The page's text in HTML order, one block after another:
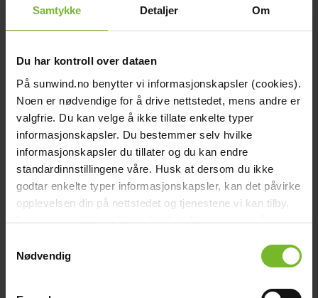
Samtykke Detaljer Om
Du har kontroll over dataen
På sunwind.no benytter vi informasjonskapsler (cookies).
Noen er nødvendige for å drive nettstedet, mens andre er
valgfrie. Du kan velge å ikke tillate enkelte typer
informasjonskapsler. Du bestemmer selv hvilke
informasjonskapsler du tillater og du kan endre
standardinnstillingene våre. Husk at dersom du ikke
godtar enkelte typer informasjonskapsler, kan det påvirke
opplevelsen din på nettstedet og tjenestene vi kan tilby.
Les mer om vårcookiepolicyher. Les mer om våre
Nødvendig
Beskrivning
med på utflykter. Själva skaftet är, enlig nordisk tradition, tillverkad i
För användning över öppen eld och bålpannor
Enkel att använda
Lätt att tömma utan att bränna sig
Enkel att vika ihop och ta med på utflykt
Kan också användas som en vanlig kärl/stekpanna.
Används med smör/olja och popcorn. Barnens favorit!
Teknisk data
Höjd (cm):17
Bredd (cm):24
Vikt (kg):
0,8
Diameter Ø (cm):